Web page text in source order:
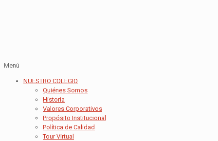
Menú
NUESTRO COLEGIO
Quiénes Somos
Historia
Valores Corporativos
Propósito Institucional
Política de Calidad
Tour Virtual